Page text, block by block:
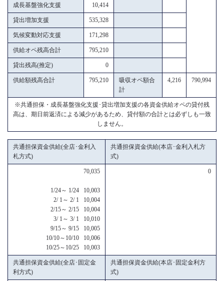
成長基盤強化支援 10,414
貸出増加支援 535,328
気候変動対応支援 171,298
供給オペ残高合計 795,210
貸出残高(推定) 0
供給額残高合計 795,210
吸収オペ額合
計
4,216 790,994
※共通担保・成長基盤強化支援･貸出増加支援の各資金供給オペの貸付残
高は、期日前返済による減少があるため、貸付額の合計とは必ずしも一致
しません。
共通担保資金供給(全店･金利入
札方式)
共通担保資金供給(本店･金利入札方
式)
70,035
1/24～ 1/24 10,003
2/ 1～ 2/ 1 10,004
2/15～ 2/15 10,004
3/ 1～ 3/ 1 10,010
9/15～ 9/15 10,005
10/10～10/10 10,006
10/25～10/25 10,003
0
共通担保資金供給(全店･固定金
利方式)
共通担保資金供給(本店･固定金利方
式)